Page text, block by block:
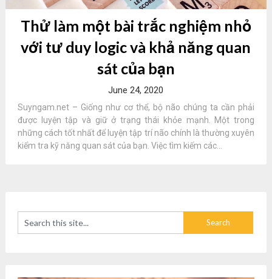
Thử làm một bài trắc nghiệm nhỏ
với tư duy logic và khả năng quan
sát của bạn
June 24, 2020
Suyngam.net – Giống như cơ thể, bộ não chúng ta cần phải
được luyện tập và giữ ở trạng thái khỏe mạnh. Một trong
những cách tốt nhất để luyện tập trí não chính là thường xuyên
kiểm tra kỹ năng quan sát của bạn. Việc tìm kiếm các...